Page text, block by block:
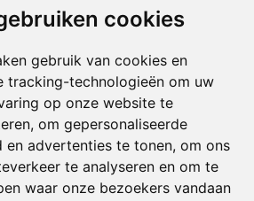
cookies
gebruik van cookies en
tracking-technologieën om uw
op onze website te
om gepersonaliseerde
en advertenties te tonen, om ons
te analyseren en om te
waar onze bezoekers vandaan
online
Max Planckstraat 4
BE Ede, Nederland
+31(0)318 618 121
info@shophouse.nl